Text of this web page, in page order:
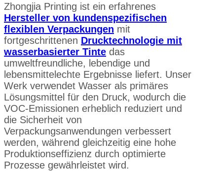
Zhongjia Printing ist ein erfahrenes
Hersteller von kundenspezifischen
flexiblen Verpackungen mit
fortgeschrittenen Drucktechnologie mit
wasserbasierter Tinte das
umweltfreundliche, lebendige und
lebensmittelechte Ergebnisse liefert. Unser
Werk verwendet Wasser als primäres
Lösungsmittel für den Druck, wodurch die
VOC-Emissionen erheblich reduziert und
die Sicherheit von
Verpackungsanwendungen verbessert
werden, während gleichzeitig eine hohe
Produktionseffizienz durch optimierte
Prozesse gewährleistet wird.